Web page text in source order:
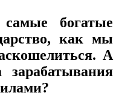
богатые
как мы
А
зарабатывания